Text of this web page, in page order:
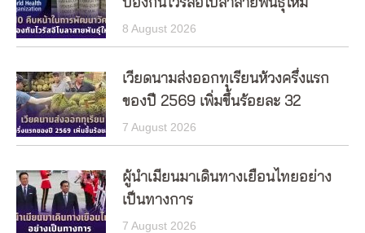
ป้องกันไวรัสอีโบลาสายพันธุ์ใหม่
8 August 2026
เวียดนามส่งออกทุเรียนห้วงครึ่งแรก
ของปี 2569 เพิ่มขึ้นร้อยละ 32
7 August 2026
ผู้นำเมียนมาเดินทางเยือนไทยอย่าง
เป็นทางการ
7 August 2026